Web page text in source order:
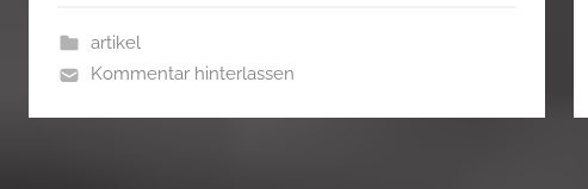
artikel
Kommentar hinterlassen